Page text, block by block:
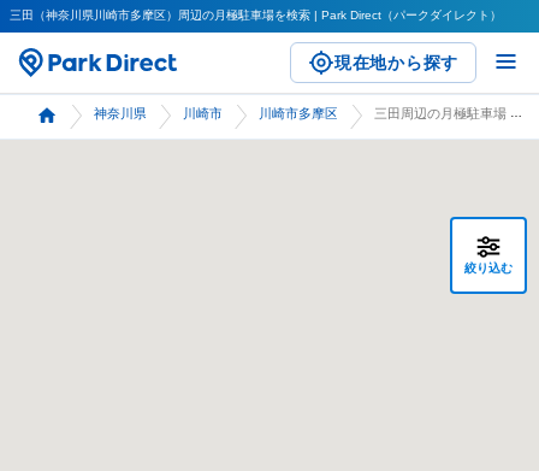
三田（神奈川県川崎市多摩区）周辺の月極駐車場を検索 | Park Direct（パークダイレクト）
現在地から探す
神奈川県 川崎市 川崎市多摩区
絞り込む